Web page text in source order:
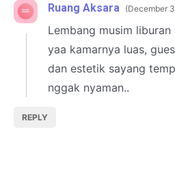
Ruang Aksara December
Lembang musim
yaa kamarnya luas,
dan estetik sayang
nggak nyaman..
REPLY